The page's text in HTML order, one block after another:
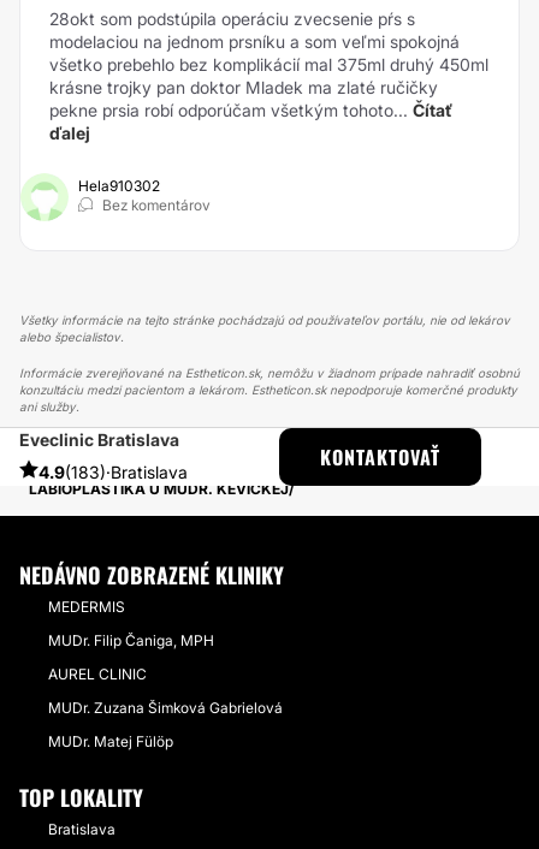
28okt som podstúpila operáciu zvecsenie pŕs s
modelaciou na jednom prsníku a som veľmi spokojná
všetko prebehlo bez komplikácií mal 375ml druhý 450ml
krásne trojky pan doktor Mladek ma zlaté ručičky
pekne prsia robí odporúčam všetkým tohoto... Čítať
ďalej
Hela910302
Bez komentárov
Všetky informácie na tejto stránke pochádzajú od používateľov portálu, nie od lekárov
alebo špecialistov.
Informácie zverejňované na Estheticon.sk, nemôžu v žiadnom prípade nahradiť osobnú
konzultáciu medzi pacientom a lekárom. Estheticon.sk nepodporuje komerčné produkty
ani služby.
Eveclinic Bratislava
4.9(183)·Bratislava
KONTAKTOVAŤ
ESTHETICON
PRÍBEHY
PRÍBEHY TÝKAJÚCE SA ZÁKROKU LABIOPLASTIKA
LABIOPLASTIKA U MUDR. KEVICKEJ
NEDÁVNO ZOBRAZENÉ KLINIKY
MEDERMIS
MUDr. Filip Čaniga, MPH
AUREL CLINIC
MUDr. Zuzana Šimková Gabrielová
MUDr. Matej Fülöp
TOP LOKALITY
Bratislava